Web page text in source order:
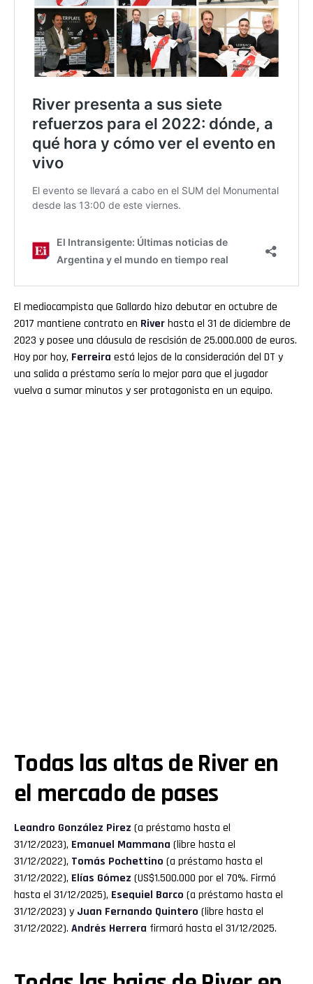
El mediocampista que Gallardo hizo debutar en octubre de
2017 mantiene contrato en Riverhasta el 31 de diciembre de
2023 y posee una cláusula de rescisión de 25.000.000 de euros.
Hoy por hoy, Ferreira está lejos de la consideración del DT y
una salida a préstamo sería lo mejor para que el jugador
vuelva a sumar minutos y ser protagonista en un equipo.
Todas las altas de River en
el mercado de pases
Leandro González Pirez (a préstamo hasta el
31/12/2023), Emanuel Mammana (libre hasta el
31/12/2022), Tomás Pochettino (a préstamo hasta el
31/12/2022), Elías Gómez (US$1.500.000 por el 70%. Firmó
hasta el 31/12/2025), Esequiel Barco (a préstamo hasta el
31/12/2023) y Juan Fernando Quintero (libre hasta el
31/12/2022). Andrés Herrera firmará hasta el 31/12/2025.